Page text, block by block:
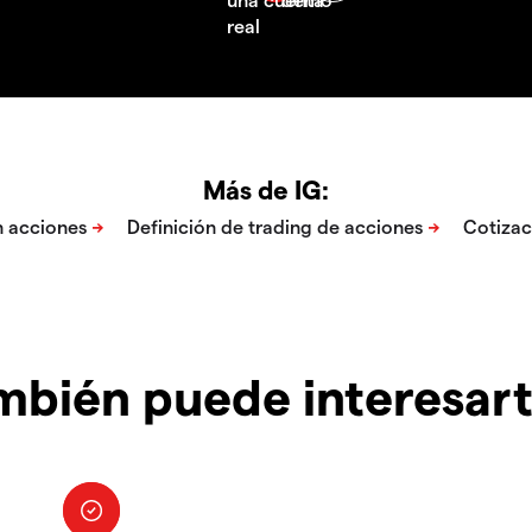
Más de IG:
puede